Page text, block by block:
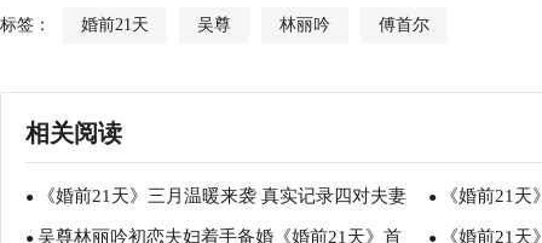
标签： 婚前21天 吴尊 林丽吟 傅首尔
相关阅读
● 《婚前21天》三月温暖来袭 真实记录四对夫妻
备婚过程
● 《婚前21
刘为傅首尔提
● 吴尊林丽吟初恋夫妇着手备婚《婚前21天》首 ● 《婚前21